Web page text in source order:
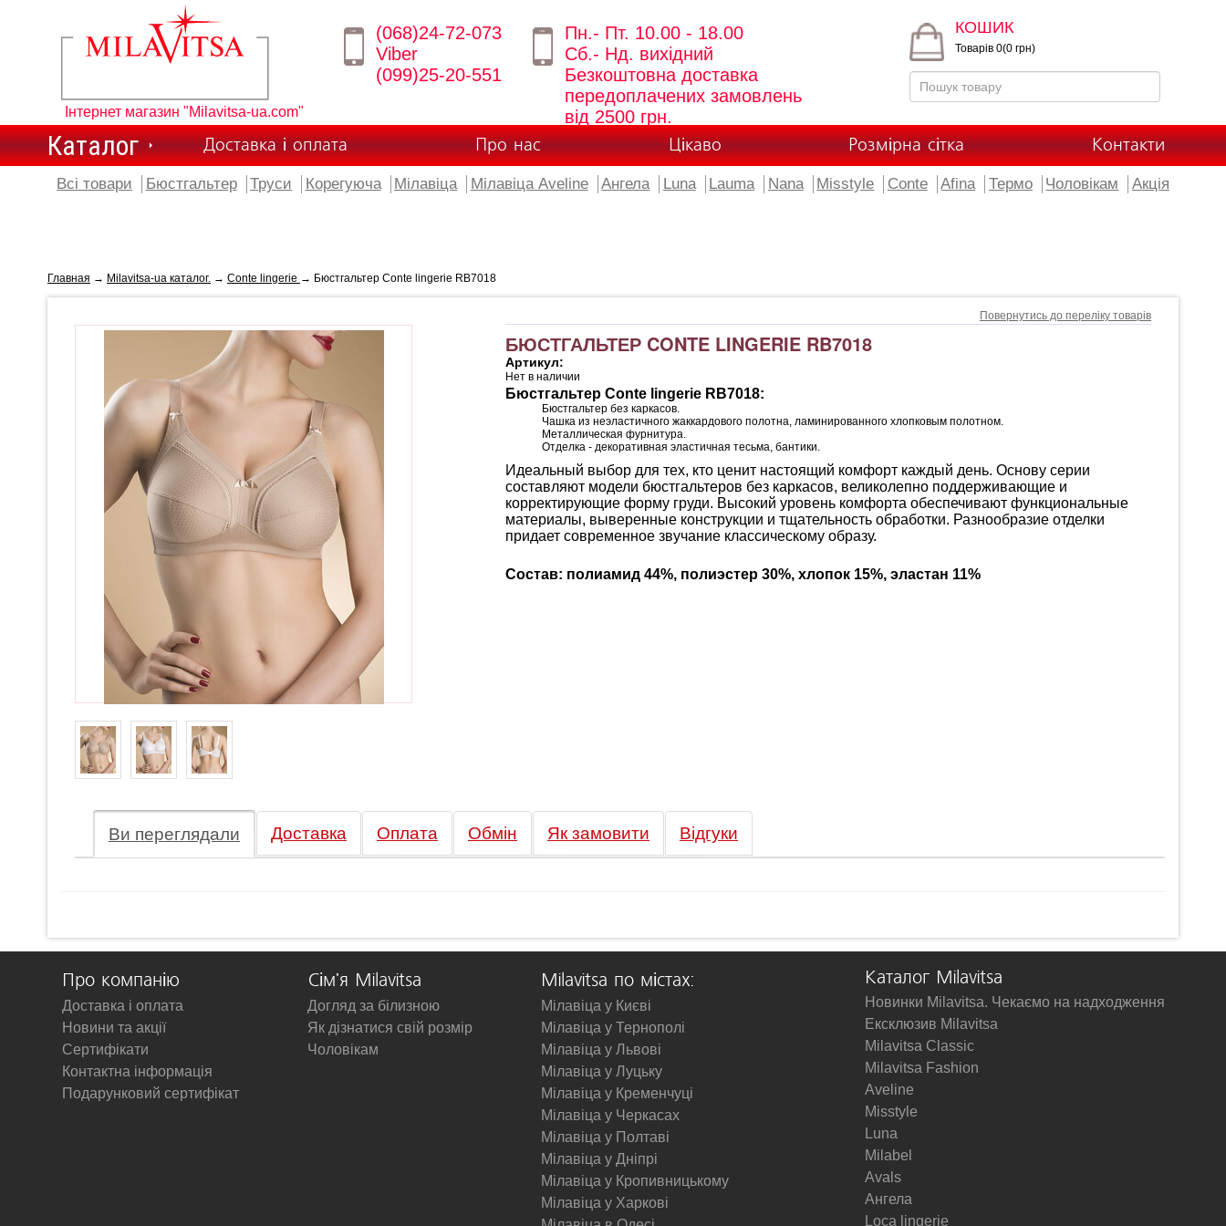
Інтернет магазин "Milavitsa-ua.com"
(068)24-72-073
Viber
(099)25-20-551
Пн.- Пт. 10.00 - 18.00
Сб.- Нд. вихідний
Безкоштовна доставка
передоплачених замовлень
від 2500 грн.
КОШИК
Товарів 0(0 грн)
Каталог Доставка і оплата Про нас Цікаво Розмірна сітка Контакти
Всі товари Бюстгальтер Труси Корегуюча Мілавіца Мілавіца Aveline Ангела Luna Lauma Nana Misstyle Conte Afina Термо Чоловікам Акція
Главная → Milavitsa-ua каталог. → Conte lingerie → Бюстгальтер Conte lingerie RB7018
Повернутись до переліку товарів
БЮСТГАЛЬТЕР CONTE LINGERIE RB7018
Артикул:
Нет в наличии
Бюстгальтер Conte lingerie RB7018:
Бюстгальтер без каркасов.
Чашка из неэластичного жаккардового полотна, ламинированного хлопковым полотном.
Металлическая фурнитура.
Отделка - декоративная эластичная тесьма, бантики.
Идеальный выбор для тех, кто ценит настоящий комфорт каждый день. Основу серии
составляют модели бюстгальтеров без каркасов, великолепно поддерживающие и
корректирующие форму груди. Высокий уровень комфорта обеспечивают функциональные
материалы, выверенные конструкции и тщательность обработки. Разнообразие отделки
придает современное звучание классическому образу.
Состав: полиамид 44%, полиэстер 30%, хлопок 15%, эластан 11%
Ви переглядали Доставка Оплата Обмін Як замовити Відгуки
Про компанію
Доставка і оплата
Новини та акції
Сертифікати
Контактна інформація
Подарунковий сертифікат
Сім'я Milavitsa
Догляд за білизною
Як дізнатися свій розмір
Чоловікам
Milavitsa по містах:
Мілавіца у Києві
Мілавіца у Тернополі
Мілавіца у Львові
Мілавіца у Луцьку
Мілавіца у Кременчуці
Мілавіца у Черкасах
Мілавіца у Полтаві
Мілавіца у Дніпрі
Мілавіца у Кропивницькому
Мілавіца у Харкові
Каталог Milavitsa
Новинки Milavitsa. Чекаємо на надходження
Ексклюзив Milavitsa
Milavitsa Classic
Milavitsa Fashion
Aveline
Misstyle
Luna
Milabel
Avals
Ангела
Loca lingerie